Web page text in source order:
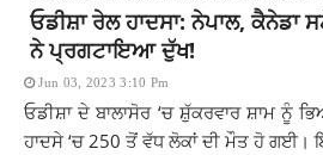
ਓਡੀਸ਼ਾ ਰੇਲ ਹਾਦਸਾ: ਨੇਪਾਲ, ਕੈਨੇਡਾ
ਨੇ ਪ੍ਰਗਟਾਇਆ ਦੁੱਖ!
Jun 03, 2023 3:10 Pm
ਓਡੀਸ਼ਾ ਦੇ ਬਾਲਾਸੋਰ ‘ਚ ਸ਼ੁੱਕਰਵਾਰ ਸ਼ਾਮ ਨੂੰ
ਹਾਦਸੇ ‘ਚ 250 ਤੋਂ ਵੱਧ ਲੋਕਾਂ ਦੀ ਮੌਤ ਹੋ ਗਈ।